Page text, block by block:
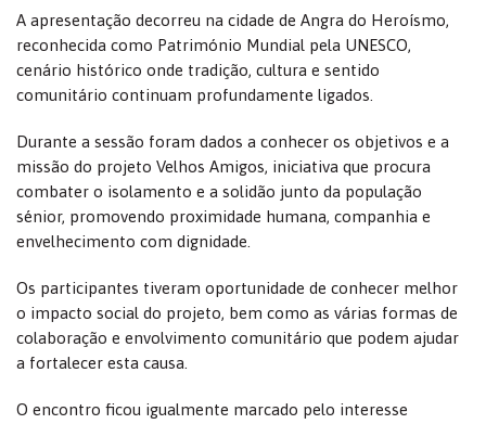
A apresentação decorreu na cidade de Angra do Heroísmo,
reconhecida como Património Mundial pela UNESCO,
cenário histórico onde tradição, cultura e sentido
comunitário continuam profundamente ligados.
Durante a sessão foram dados a conhecer os objetivos e a
missão do projeto Velhos Amigos, iniciativa que procura
combater o isolamento e a solidão junto da população
sénior, promovendo proximidade humana, companhia e
envelhecimento com dignidade.
Os participantes tiveram oportunidade de conhecer melhor
o impacto social do projeto, bem como as várias formas de
colaboração e envolvimento comunitário que podem ajudar
a fortalecer esta causa.
O encontro ficou igualmente marcado pelo interesse